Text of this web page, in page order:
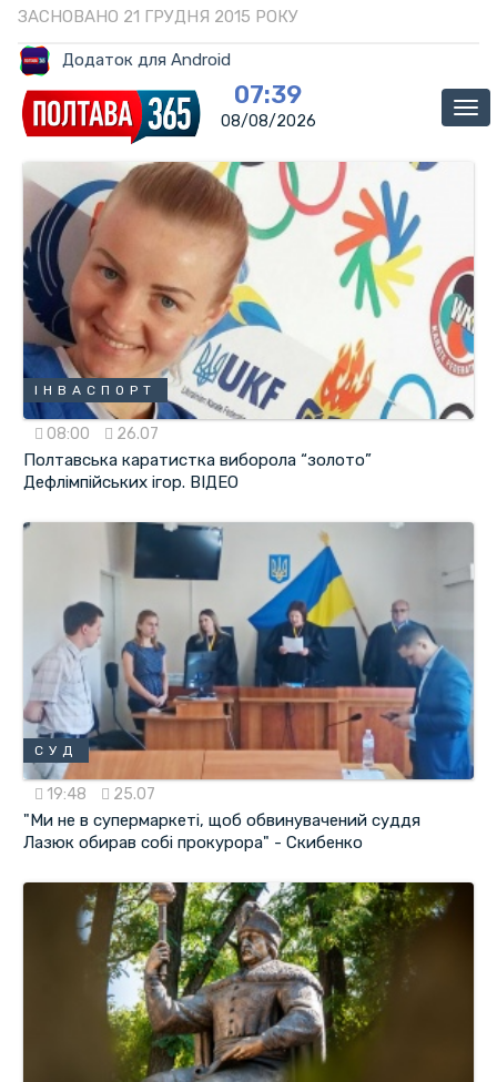
ЗАСНОВАНО 21 ГРУДНЯ 2015 РОКУ
Додаток для Android
07:39
08/08/2026
ІНВАСПОРТ
08:00 26.07
Полтавська каратистка виборола “золото”
Дефлімпійських ігор. ВІДЕО
СУД
19:48 25.07
"Ми не в супермаркеті, щоб обвинувачений суддя
Лазюк обирав собі прокурора" - Скибенко